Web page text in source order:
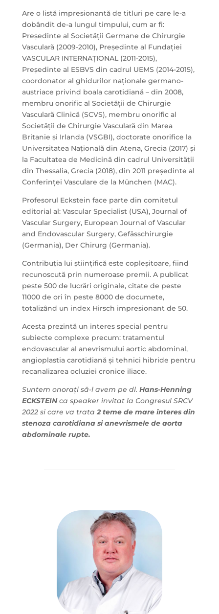
Are o listă impresionantă de titluri pe care le-a
dobândit de-a lungul timpului, cum ar fi:
Președinte al Societății Germane de Chirurgie
Vasculară (2009-2010), Președinte al Fundației
VASCULAR INTERNAȚIONAL (2011-2015),
Președinte al ESBVS din cadrul UEMS (2014-2015),
coordonator al ghidurilor naționale germano-
austriace privind boala carotidiană – din 2008,
membru onorific al Societății de Chirurgie
Vasculară Clinică (SCVS), membru onorific al
Societății de Chirurgie Vasculară din Marea
Britanie și Irlanda (VSGBI), doctorate onorifice la
Universitatea Națională din Atena, Grecia (2017) și
la Facultatea de Medicină din cadrul Universității
din Thessalia, Grecia (2018), din 2011 președinte al
Conferinței Vasculare de la München (MAC).
Profesorul Eckstein face parte din comitetul
editorial al: Vascular Specialist (USA), Journal of
Vascular Surgery, European Journal of Vascular
and Endovascular Surgery, Gefässchirurgie
(Germania), Der Chirurg (Germania).
Contribuția lui științifică este copleșitoare, fiind
recunoscută prin numeroase premii. A publicat
peste 500 de lucrări originale, citate de peste
11000 de ori în peste 8000 de documete,
totalizând un index Hirsch impresionant de 50.
Acesta prezintă un interes special pentru
subiecte complexe precum: tratamentul
endovascular al anevrismului aortic abdominal,
angioplastia carotidiană și tehnici hibride pentru
recanalizarea ocluziei cronice iliace.
Suntem onorați să-l avem pe dl. Hans-Henning
ECKSTEINca speaker invitat la Congresul SRCV
2022 si care va trata2 teme de mare interes din
stenoza carotidiana si anevrismele de aorta
abdominale rupte.